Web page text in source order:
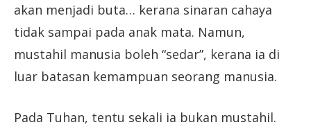
akan menjadi buta… kerana sinaran cahaya
tidak sampai pada anak mata. Namun,
mustahil manusia boleh “sedar”, kerana ia di
luar batasan kemampuan seorang manusia.
Pada Tuhan, tentu sekali ia bukan mustahil.